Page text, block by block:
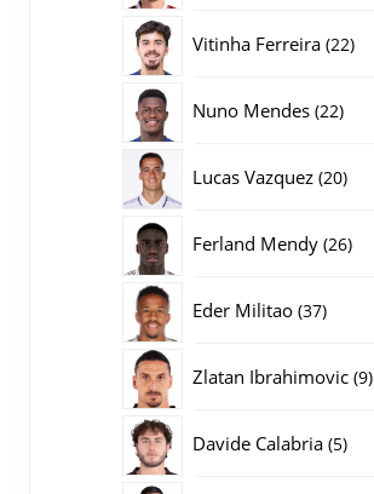
Vitinha Ferreira 2222
Nuno Mendes 2222
Lucas Vazquez 2020
Ferland Mendy 2626
Eder Militao 3737
Zlatan Ibrahimovic 99
Davide Calabria 55